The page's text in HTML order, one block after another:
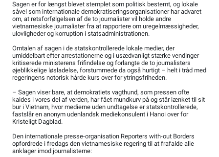
Sagen er for længst blevet stemplet som politisk bestemt, og lokale
såvel som internationale demokratiseringsorganisationer har advaret
om, at retsforfølgelsen af de to journalister vil holde andre
vietnamesiske journalister fra at rapportere om uregelmæssigheder,
ulovligheder og korruption i statsadministrationen.
Omtalen af sagen i de statskontrollerede lokale medier, der
umiddelbart efter arrestationerne og i usædvanligt stærke vendinger
kritiserede ministerens frifindelse og forlangte de to journalisters
øjeblikkelige løsladelse, forstummede da også hurtigt – helt i tråd med
regeringens notorisk hårde kurs over for ytringsfriheden.
– Sagen viser bare, at demokratiets vagthund, som pressen ofte
kaldes i vores del af verden, har fået mundkurv på og står lænket til sit
bur i Vietnam, hvor medierne uden undtagelse er statskontrollerede,
fastslår en anonym udenlandsk mediekonsulent i Hanoi over for
Kristeligt Dagblad.
Den internationale presse-organisation Reporters with-out Borders
opfordrede i fredags den vietnamesiske regering til at frafalde alle
anklager imod journalisterne: